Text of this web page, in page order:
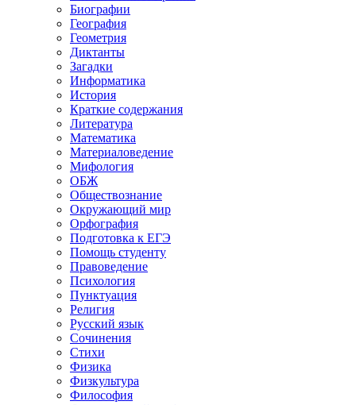
Биографии
География
Геометрия
Диктанты
Загадки
Информатика
История
Краткие содержания
Литература
Математика
Материаловедение
Мифология
ОБЖ
Обществознание
Окружающий мир
Орфография
Подготовка к ЕГЭ
Помощь студенту
Правоведение
Психология
Пунктуация
Религия
Русский язык
Сочинения
Стихи
Физика
Физкультура
Философия